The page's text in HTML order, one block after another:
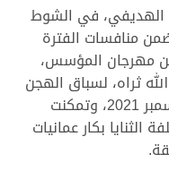
الهديفي، في الشوط
ضمن منافسات الفترة
من مهرجان المؤسس،
ثراه، لسباق الهجن
العربية الأصيلة، اليوم السبت 18 ديسمبر 2021، وتمكنت
الثنايا بكار عمانيات